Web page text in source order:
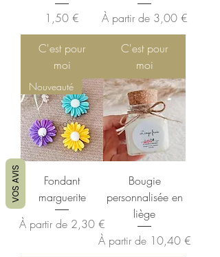
Prix
1,50 €
C'est pour
moi
À partir de 3,00 €
Prix promotionnel
C'est pour
moi
Nouveauté
Fondant
marguerite
À partir de 2,30 €
Prix promotionnel
Bougie
personnalisée en
liège
À partir de 10,40 €
Prix promotionnel
VOS AVIS